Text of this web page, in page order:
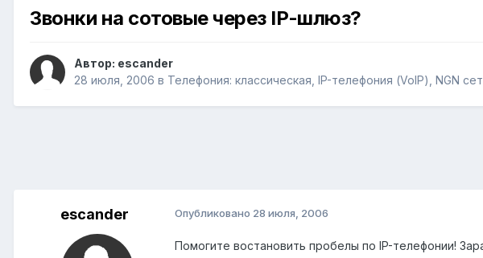
Звонки на сотовые через IP-шлюз?
Автор: escander
28 июля, 2006 в Телефония: классическая, IP-телефония (VoIP), NGN
escander Опубликовано 28 июля, 2006
Помогите востановить пробелы по IP-телефонии!